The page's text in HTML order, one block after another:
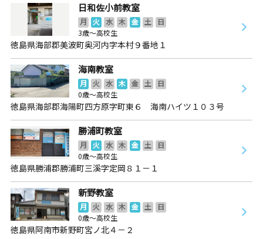
日和佐小前教室
月 火 水 木 金 土
日
3歳～高校生
徳島県海部郡美波町奥河内字本村９番地１
海南教室
月 火 水 木 金 土
日
0歳～高校生
徳島県海部郡海陽町四方原字町東６ 海南ハイツ１０３号
勝浦町教室
月 火 水 木 金 土
日
0歳～高校生
徳島県勝浦郡勝浦町三溪字定岡８１－１
新野教室
月 火 水 木 金 土
日
0歳～高校生
徳島県阿南市新野町宮ノ北４－２